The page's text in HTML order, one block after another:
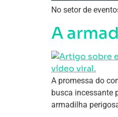
No setor de
A
A promessa do
busca incessante
armadilha